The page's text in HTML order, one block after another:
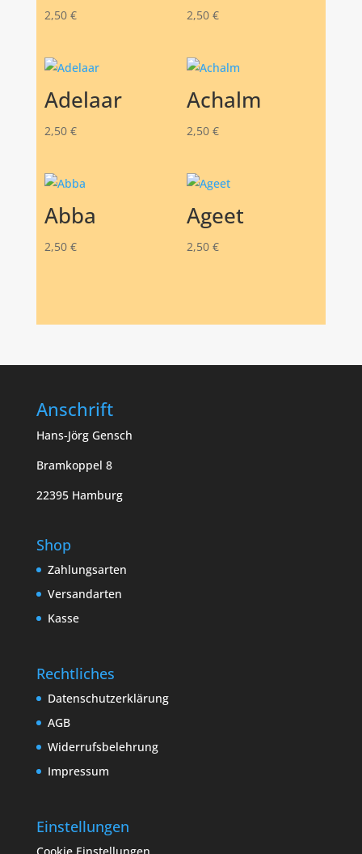
2,50 € 2,50 €
Adelaar
2,50 €
Achalm
2,50 €
Abba
2,50 €
Ageet
2,50 €
Anschrift
Hans-Jörg Gensch
Bramkoppel 8
22395 Hamburg
Shop
Zahlungsarten
Versandarten
Kasse
Rechtliches
Datenschutzerklärung
AGB
Widerrufsbelehrung
Impressum
Einstellungen